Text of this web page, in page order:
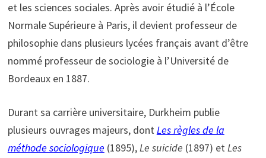
et les sciences sociales. Après avoir étudié à l’École
Normale Supérieure à Paris, il devient professeur de
philosophie dans plusieurs lycées français avant d’être
nommé professeur de sociologie à l’Université de
Bordeaux en 1887.
Durant sa carrière universitaire, Durkheim publie
plusieurs ouvrages majeurs, dontLes règles de la
méthode sociologique (1895),Le suicide (1897) etLes